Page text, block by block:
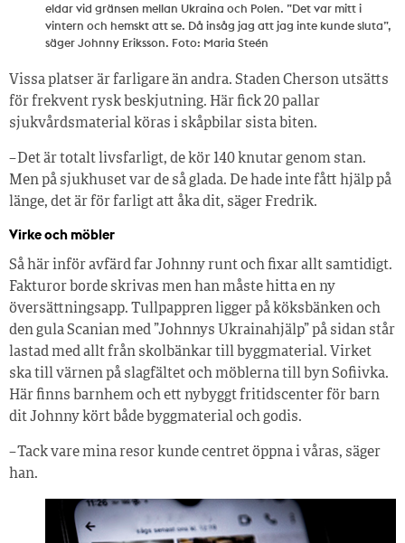
eldar vid gränsen mellan Ukraina och Polen. ”Det var mitt i
vintern och hemskt att se. Då insåg jag att jag inte kunde sluta”,
säger Johnny Eriksson. Foto: Maria Steén
Vissa platser är farligare än andra. Staden Cherson utsätts
för frekvent rysk beskjutning. Här fick 20 pallar
sjukvårdsmaterial köras i skåpbilar sista biten.
– Det är totalt livsfarligt, de kör 140 knutar genom stan.
Men på sjukhuset var de så glada. De hade inte fått hjälp på
länge, det är för farligt att åka dit, säger Fredrik.
Virke och möbler
Så här inför avfärd far Johnny runt och fixar allt samtidigt.
Fakturor borde skrivas men han måste hitta en ny
översättningsapp. Tullpappren ligger på köksbänken och
den gula Scanian med ”Johnnys Ukrainahjälp” på sidan står
lastad med allt från skolbänkar till byggmaterial. Virket
ska till värnen på slagfältet och möblerna till byn Sofiivka.
Här finns barnhem och ett nybyggt fritidscenter för barn
dit Johnny kört både byggmaterial och godis.
– Tack vare mina resor kunde centret öppna i våras, säger
han.